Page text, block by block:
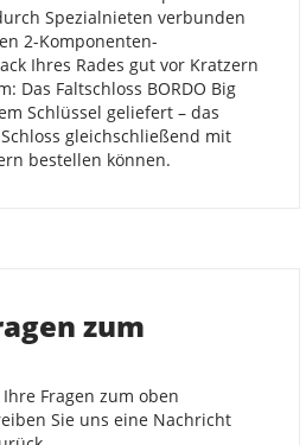
Spezialnieten verbunden
2-Komponenten-
Ihres Rades gut vor Kratzern
Das Faltschloss BORDO Big
Schlüssel geliefert – das
gleichschließend mit
bestellen können.
zum
Fragen zum oben
Sie uns eine Nachricht